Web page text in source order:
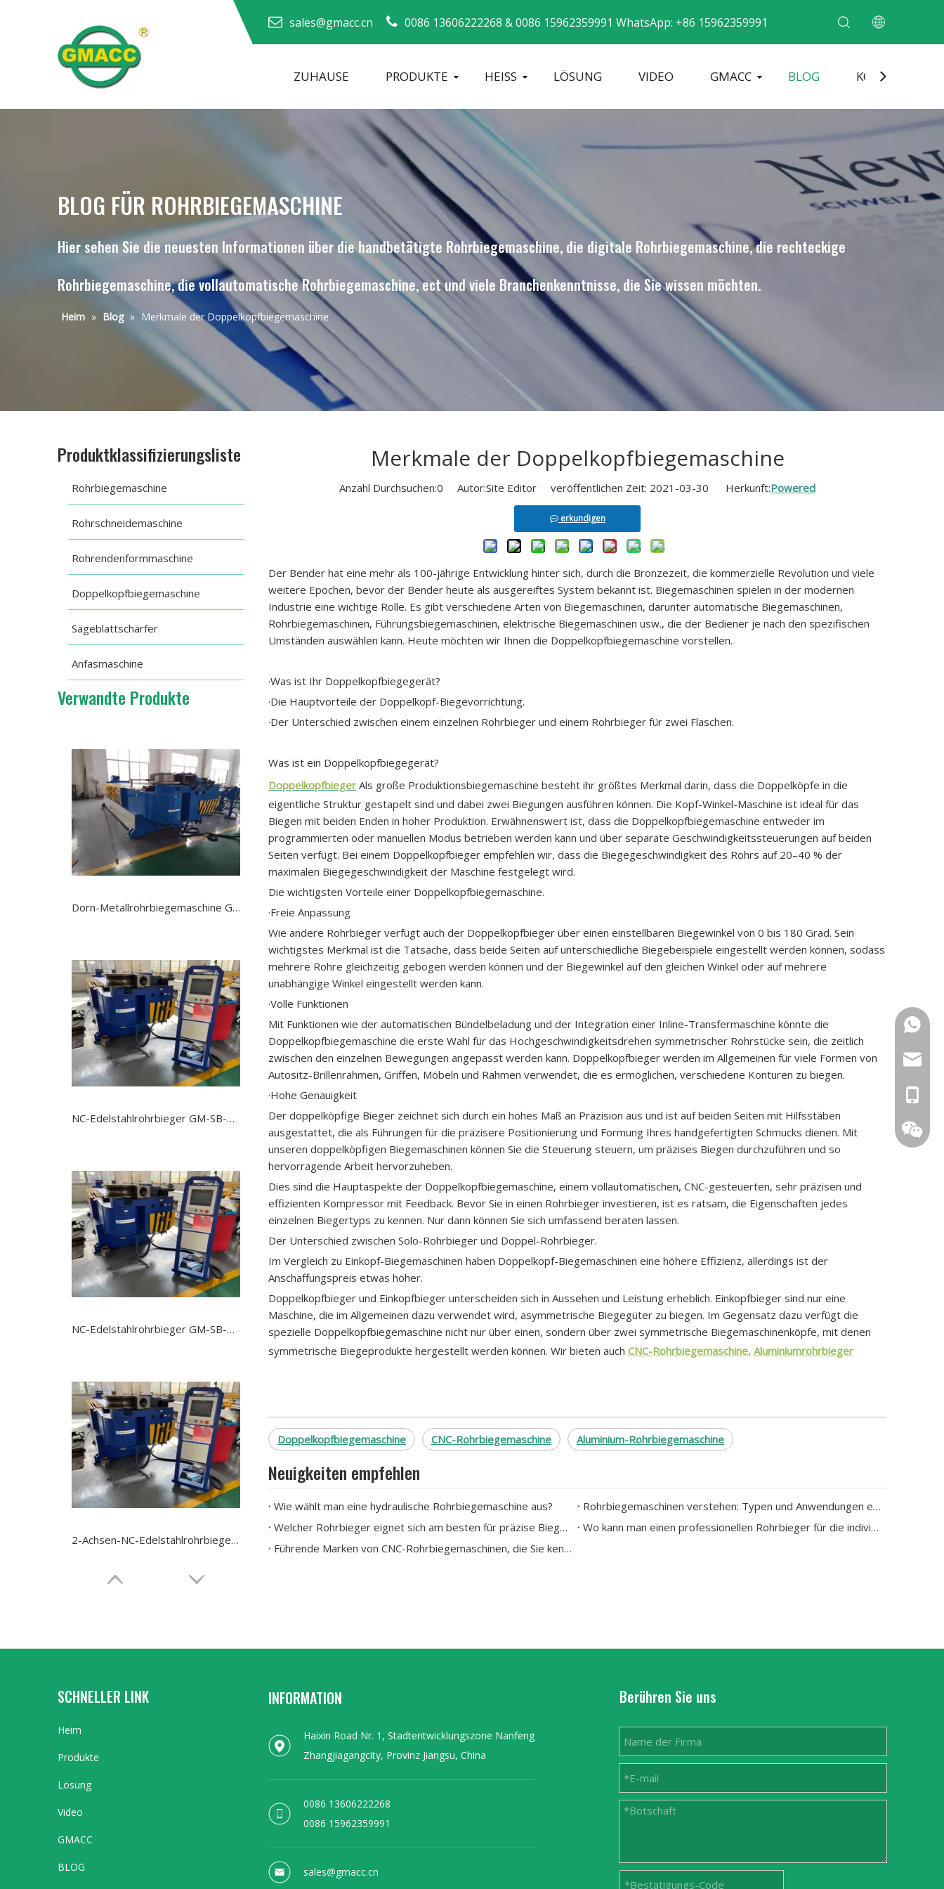
sales@gmacc.cn 0086 13606222268 &0086 15962359991 WhatsApp: +86 15962359991
ZUHAUSE PRODUKTE HEISS LÖSUNG VIDEO GMACC BLOG KONTAKT
BLOG FÜR ROHRBIEGEMASCHINE
Hier sehen Sie die neuesten Informationen über die handbetätigte Rohrbiegemaschine, die digitale Rohrbiegemaschine, die rechteckige
Rohrbiegemaschine, die vollautomatische Rohrbiegemaschine, ect und viele Branchenkenntnisse, die Sie wissen möchten.
Heim » Blog » Merkmale der Doppelkopfbiegemaschine
Produktklassifizierungsliste
Rohrbiegemaschine
Rohrschneidemaschine
Rohrendenformmaschine
Doppelkopfbiegemaschine
Sägeblattschärfer
Anfasmaschine
Verwandte Produkte
Dorn-Metallrohrbiegemaschine GM-SB-168NCB
NC-Edelstahlrohrbieger GM-SB-114NCB
NC-Edelstahlrohrbieger GM-SB-114NCB
2-Achsen-NC-Edelstahlrohrbiegemaschine GM-SB-114NCB
Merkmale der Doppelkopfbiegemaschine
Anzahl Durchsuchen:0 Autor:Site Editor veröffentlichen Zeit: 2021-03-30 Herkunft:Powered
erkundigen
Der Bender hat eine mehr als 100-jährige Entwicklung hinter sich, durch die Bronzezeit, die kommerzielle Revolution und viele
weitere Epochen, bevor der Bender heute als ausgereiftes System bekannt ist. Biegemaschinen spielen in der modernen
Industrie eine wichtige Rolle. Es gibt verschiedene Arten von Biegemaschinen, darunter automatische Biegemaschinen,
Rohrbiegemaschinen, Führungsbiegemaschinen, elektrische Biegemaschinen usw., die der Bediener je nach den spezifischen
Umständen auswählen kann. Heute möchten wir Ihnen die Doppelkopfbiegemaschine vorstellen.
·Was ist Ihr Doppelkopfbiegegerät?
·Die Hauptvorteile der Doppelkopf-Biegevorrichtung.
·Der Unterschied zwischen einem einzelnen Rohrbieger und einem Rohrbieger für zwei Flaschen.
Was ist ein Doppelkopfbiegegerät?
Doppelkopfbieger Als große Produktionsbiegemaschine besteht ihr größtes Merkmal darin, dass die Doppelköpfe in die
eigentliche Struktur gestapelt sind und dabei zwei Biegungen ausführen können. Die Kopf-Winkel-Maschine ist ideal für das
Biegen mit beiden Enden in hoher Produktion. Erwähnenswert ist, dass die Doppelkopfbiegemaschine entweder im
programmierten oder manuellen Modus betrieben werden kann und über separate Geschwindigkeitssteuerungen auf beiden
Seiten verfügt. Bei einem Doppelkopfbieger empfehlen wir, dass die Biegegeschwindigkeit des Rohrs auf 20–40 % der
maximalen Biegegeschwindigkeit der Maschine festgelegt wird.
Die wichtigsten Vorteile einer Doppelkopfbiegemaschine.
·Freie Anpassung
Wie andere Rohrbieger verfügt auch der Doppelkopfbieger über einen einstellbaren Biegewinkel von 0 bis 180 Grad. Sein
wichtigstes Merkmal ist die Tatsache, dass beide Seiten auf unterschiedliche Biegebeispiele eingestellt werden können, sodass
mehrere Rohre gleichzeitig gebogen werden können und der Biegewinkel auf den gleichen Winkel oder auf mehrere
unabhängige Winkel eingestellt werden kann.
·Volle Funktionen
Mit Funktionen wie der automatischen Bündelbeladung und der Integration einer Inline-Transfermaschine könnte die
Doppelkopfbiegemaschine die erste Wahl für das Hochgeschwindigkeitsdrehen symmetrischer Rohrstücke sein, die zeitlich
zwischen den einzelnen Bewegungen angepasst werden kann. Doppelkopfbieger werden im Allgemeinen für viele Formen von
Autositz-Brillenrahmen, Griffen, Möbeln und Rahmen verwendet, die es ermöglichen, verschiedene Konturen zu biegen.
·Hohe Genauigkeit
Der doppelköpfige Bieger zeichnet sich durch ein hohes Maß an Präzision aus und ist auf beiden Seiten mit Hilfsstäben
ausgestattet, die als Führungen für die präzisere Positionierung und Formung Ihres handgefertigten Schmucks dienen. Mit
unseren doppelköpfigen Biegemaschinen können Sie die Steuerung steuern, um präzises Biegen durchzuführen und so
hervorragende Arbeit hervorzuheben.
Dies sind die Hauptaspekte der Doppelkopfbiegemaschine, einem vollautomatischen, CNC-gesteuerten, sehr präzisen und
effizienten Kompressor mit Feedback. Bevor Sie in einen Rohrbieger investieren, ist es ratsam, die Eigenschaften jedes
einzelnen Biegertyps zu kennen. Nur dann können Sie sich umfassend beraten lassen.
Der Unterschied zwischen Solo-Rohrbieger und Doppel-Rohrbieger.
Im Vergleich zu Einkopf-Biegemaschinen haben Doppelkopf-Biegemaschinen eine höhere Effizienz, allerdings ist der
Anschaffungspreis etwas höher.
Doppelkopfbieger und Einkopfbieger unterscheiden sich in Aussehen und Leistung erheblich. Einkopfbieger sind nur eine
Maschine, die im Allgemeinen dazu verwendet wird, asymmetrische Biegegüter zu biegen. Im Gegensatz dazu verfügt die
spezielle Doppelkopfbiegemaschine nicht nur über einen, sondern über zwei symmetrische Biegemaschinenköpfe, mit denen
symmetrische Biegeprodukte hergestellt werden können. Wir bieten auch CNC-Rohrbiegemaschine, Aluminiumrohrbieger
Doppelkopfbiegemaschine CNC-Rohrbiegemaschine Aluminium-Rohrbiegemaschine
Neuigkeiten empfehlen
Wie wählt man eine hydraulische Rohrbiegemaschine aus?
Rohrbiegemaschinen verstehen: Typen und Anwendungen erklärt
Welcher Rohrbieger eignet sich am besten für präzise Biegungen von Edelstahl- und Kupferrohren?
Wo kann man einen professionellen Rohrbieger für die individuelle Fertigung von Auspuffanlagen und Krümmern kaufen?
Führende Marken von CNC-Rohrbiegemaschinen, die Sie kennen sollten
+86
0086
SCHNELLER LINK
Heim
Produkte
Lösung
Video
GMACC
BLOG
INFORMATION
Haixin Road Nr. 1, Stadtentwicklungszone Nanfeng
Zhangjiagangcity, Provinz Jiangsu, China
0086 13606222268
0086 15962359991
sales@gmacc.cn
Berühren Sie uns